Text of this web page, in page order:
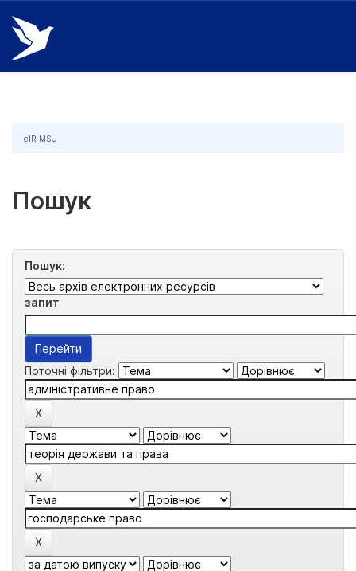
Skip
navigation
eIR MSU
Пошук
Пошук:
запит
Поточні фільтри: